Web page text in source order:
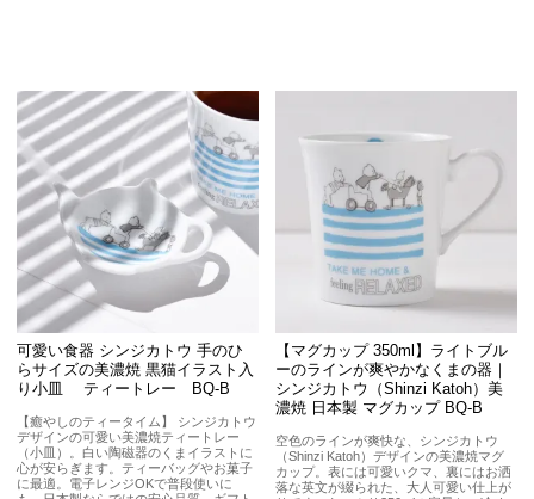
可愛い食器 シンジカトウ 手のひ
らサイズの美濃焼 黒猫イラスト入
り小皿 ティートレー BQ-B
【癒やしのティータイム】 シンジカトウ
デザインの可愛い美濃焼ティートレー
（小皿）。白い陶磁器のくまイラストに
心が安らぎます。ティーバッグやお菓子
に最適。電子レンジOKで普段使いに
【マグカップ 350ml】ライトブル
ーのラインが爽やかなくまの器｜
シンジカトウ（Shinzi Katoh）美
濃焼 日本製 マグカップ BQ-B
空色のラインが爽快な、シンジカトウ
（Shinzi Katoh）デザインの美濃焼マグ
カップ。表には可愛いクマ、裏にはお洒
落な英文が綴られた、大人可愛い仕上が